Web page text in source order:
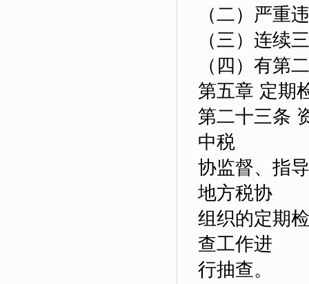
（二）严重
（三）连续
（四）有第
第五章 定期
第二十三条
中税
协监督、指
地方税协
组织的定期
查工作进
行抽查。